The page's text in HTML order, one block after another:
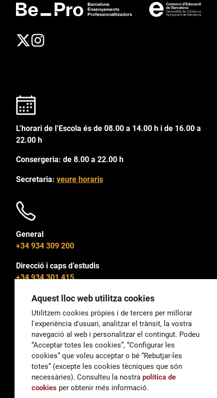
L’horari de l’Escola és de 08.00 a 14.00 h i de 16.00 a
22.00 h
Consergeria: de 8.00 a 22.00 h
Secretaria: veure horaris
General
+34 934 309 200
Direcció i caps d’estudis
+34 934 301 415
General
correu@escoladeltreball.org
Informació
informacio@escoladeltreball.org
Aquest lloc web utilitza cookies
Utilitzem cookies pròpies i de tercers per millorar
l'experiència d'usuari, analitzar el trànsit, la vostra
navegació al web i personalitzar el contingut. Podeu
“Acceptar totes les cookies”, “Configurar les
cookies” que voleu acceptar o bé “Rebutjar-les
totes” (excepte les cookies tècniques que són
necessàries). Consulteu la nostra política de
cookies per obtenir més informació.